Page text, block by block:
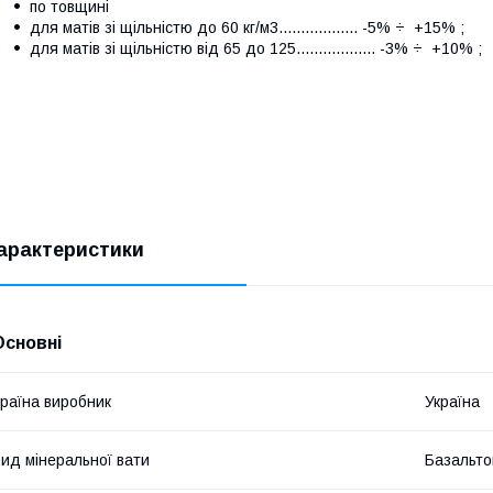
по товщині
для матів зі щільністю до 60 кг/м3.................. -5% ÷ +15% ;
для матів зі щільністю від 65 до 125.................. -3% ÷ +10% ;
виробник Україна
мінеральної вати